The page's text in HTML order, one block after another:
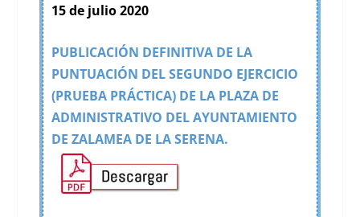
15 de julio 2020
PUBLICACIÓN DEFINITIVA DE LA
PUNTUACIÓN DEL SEGUNDO EJERCICIO
(PRUEBA PRÁCTICA) DE LA PLAZA DE
ADMINISTRATIVO DEL AYUNTAMIENTO
DE ZALAMEA DE LA SERENA.